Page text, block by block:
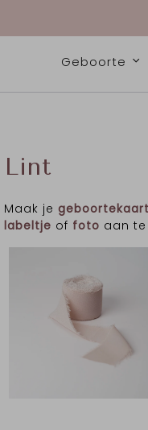
Geboorte
Lint
Maak je
labeltje of foto aan